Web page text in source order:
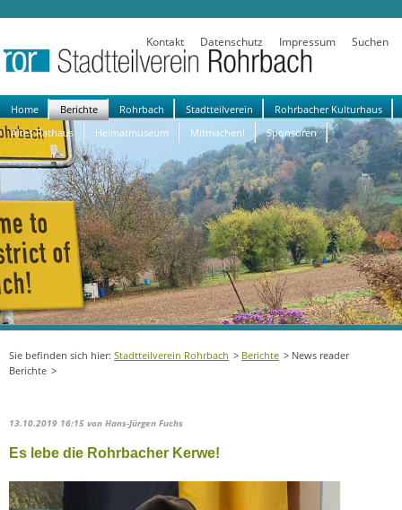
Kontakt Datenschutz Impressum Suchen
Navigation
überspringen
Home Berichte Rohrbach Stadtteilverein
Rohrbacher Kulturhaus
Altes Rathaus
Heimatmuseum Mitmachen! Sponsoren
Stadtteilverein Rohrbach Berichte
News reader
Berichte
13.10.2019 16:15 von Hans-Jürgen Fuchs
Es lebe die Rohrbacher Kerwe!